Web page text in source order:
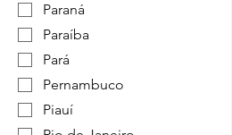
Paraná
Paraíba
Pará
Pernambuco
Piauí